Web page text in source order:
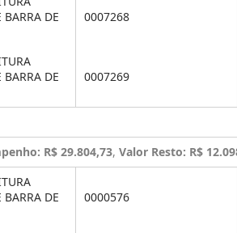
DE
0007268
DE
0007269
R$ 29.804,73, Valor Resto: R$
DE
0000576